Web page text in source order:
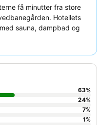
få minutter fra store
Hotellets
sauna, dampbad og
Gæsterne roser
af høj kvalitet. For
at anmode om et
gårdhave.
63%
24%
7%
1%